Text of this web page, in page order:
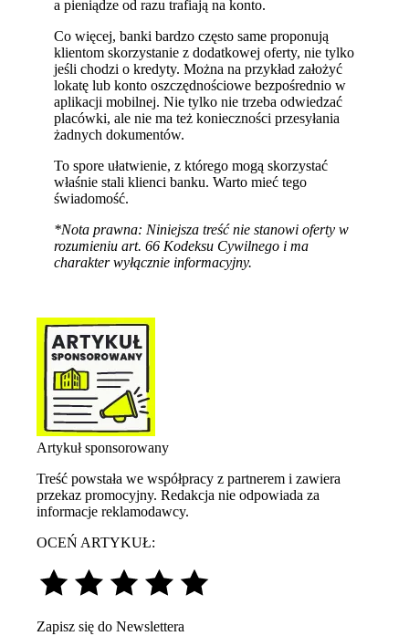
a pieniądze od razu trafiają na konto.
Co więcej, banki bardzo często same proponują
klientom skorzystanie z dodatkowej oferty, nie tylko
jeśli chodzi o kredyty. Można na przykład założyć
lokatę lub konto oszczędnościowe bezpośrednio w
aplikacji mobilnej. Nie tylko nie trzeba odwiedzać
placówki, ale nie ma też konieczności przesyłania
żadnych dokumentów.
To spore ułatwienie, z którego mogą skorzystać
właśnie stali klienci banku. Warto mieć tego
świadomość.
*Nota prawna: Niniejsza treść nie stanowi oferty w
rozumieniu art. 66 Kodeksu Cywilnego i ma
charakter wyłącznie informacyjny.
Artykuł sponsorowany
Treść powstała we współpracy z partnerem i zawiera
przekaz promocyjny. Redakcja nie odpowiada za
informacje reklamodawcy.
OCEŃ ARTYKUŁ:
Zapisz się do Newslettera